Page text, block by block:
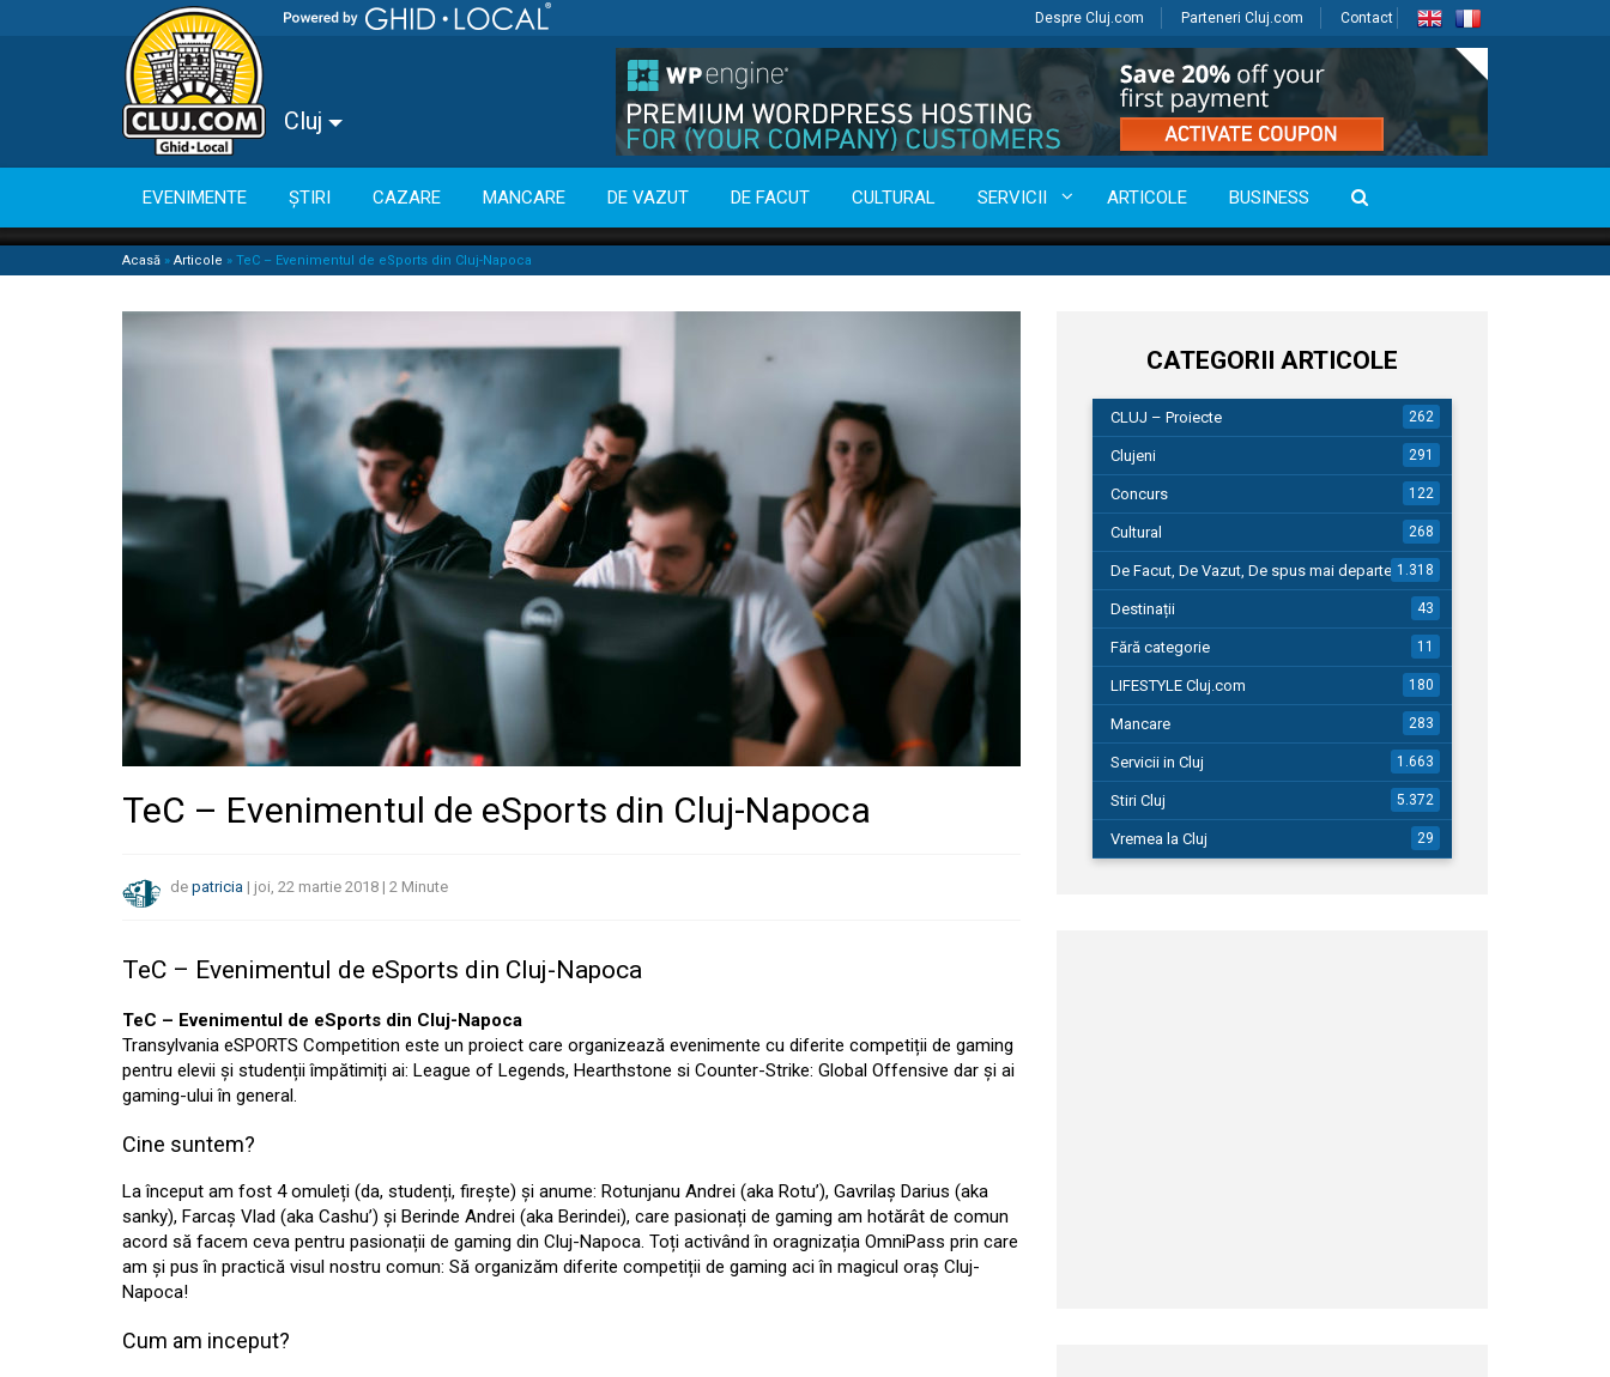
Despre Cluj.com Parteneri Cluj.com Contact
Cluj
EVENIMENTE ȘTIRI CAZARE MANCARE DE VAZUT DE FACUT CULTURAL SERVICII ARTICOLE BUSINESS
Acasă » Articole » TeC – Evenimentul de eSports din Cluj-Napoca
TeC – Evenimentul de eSports din Cluj-Napoca
de patricia | joi, 22 martie 2018 | 2 Minute
TeC – Evenimentul de eSports din Cluj-Napoca
TeC – Evenimentul de eSports din Cluj-Napoca
Transylvania eSPORTS Competition este un proiect care organizează evenimente cu diferite competiții de gaming
pentru elevii și studenții împătimiți ai: League of Legends, Hearthstone si Counter-Strike: Global Offensive dar și ai
gaming-ului în general.
Cine suntem?
La început am fost 4 omuleți (da, studenți, firește) și anume: Rotunjanu Andrei (aka Rotu’), Gavrilaș Darius (aka
sanky), Farcaș Vlad (aka Cashu’) și Berinde Andrei (aka Berindei), care pasionați de gaming am hotărât de comun
acord să facem ceva pentru pasionații de gaming din Cluj-Napoca. Toți activând în oragnizația OmniPass prin care
am și pus în practică visul nostru comun: Să organizăm diferite competiții de gaming aci în magicul oraș Cluj-
Napoca!
Cum am inceput?
CATEGORII ARTICOLE
CLUJ – Proiecte 262
Clujeni 291
Concurs 122
Cultural 268
De Facut, De Vazut, De spus mai departe…1.318
Destinații 43
Fără categorie 11
LIFESTYLE Cluj.com 180
Mancare 283
Servicii in Cluj 1.663
Stiri Cluj 5.372
Vremea la Cluj 29